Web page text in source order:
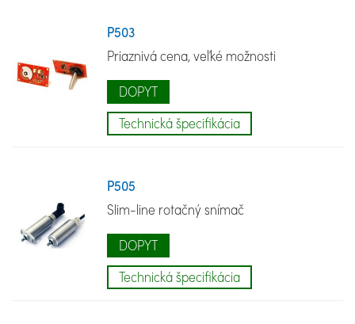
P503
Priaznivá cena, veľké možnosti
DOPYT
Technická špecifikácia
P505
Slim-line rotačný snímač
DOPYT
Technická špecifikácia